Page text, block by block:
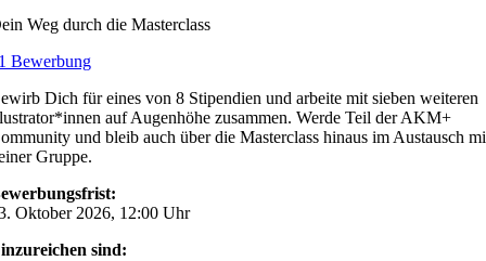
Weg durch die Masterclass
Bewerbung
Dich für eines von 8 Stipendien und arbeite mit sieben weiteren
auf Augenhöhe zusammen. Werde Teil der AKM+
und bleib auch über die Masterclass hinaus im Austausch
Gruppe.
Oktober 2026, 12:00 Uhr
sind: